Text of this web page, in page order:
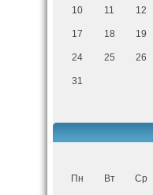
10 11 12
17 18 19
24 25 26
31
Пн Вт Ср